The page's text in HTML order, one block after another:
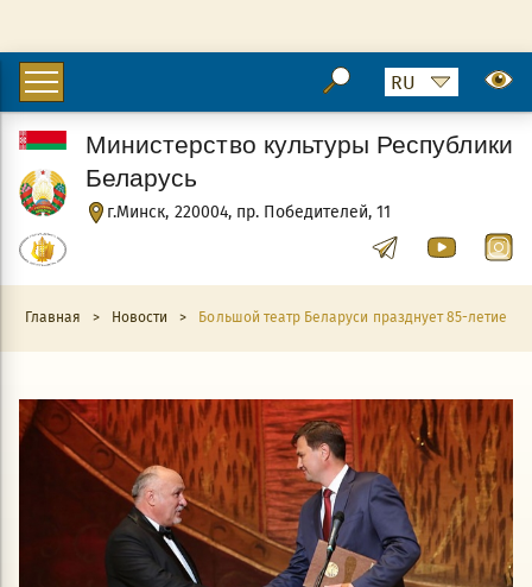
г.Минск, 220004, пр. Победителей, 11
Министерство культуры Республики
Беларусь
Главная > Новости > Большой театр Беларуси празднует 85-летие